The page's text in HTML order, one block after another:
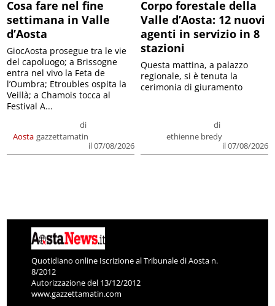
Cosa fare nel fine
settimana in Valle
d’Aosta
Aosta
di
gazzettamatin
il 07/08/2026
GiocAosta prosegue tra le vie
del capoluogo; a Brissogne
entra nel vivo la Feta de
l’Oumbra; Etroubles ospita la
Veillà; a Chamois tocca al
Festival A...
Corpo forestale della
Valle d’Aosta: 12 nuovi
agenti in servizio in 8
stazioni
di
ethienne bredy
il 07/08/2026
Questa mattina, a palazzo
regionale, si è tenuta la
cerimonia di giuramento
Quotidiano online Iscrizione al Tribunale di Aosta n.
8/2012
Autorizzazione del 13/12/2012
www.gazzettamatin.com